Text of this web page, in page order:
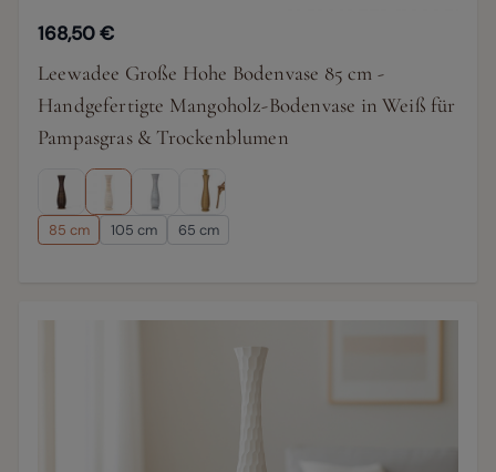
168,50 €
Leewadee Große Hohe Bodenvase 85 cm -
Handgefertigte Mangoholz-Bodenvase in Weiß für
Pampasgras & Trockenblumen
85 cm 105 cm 65 cm